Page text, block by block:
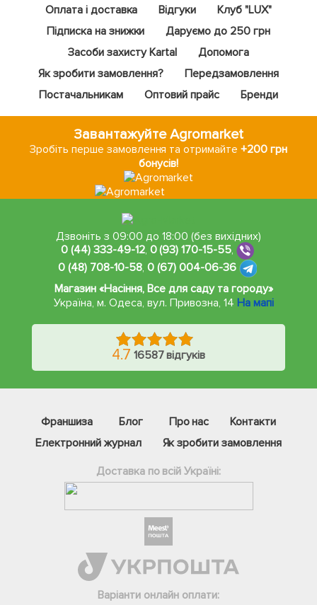
Оплата і доставка
Відгуки
Клуб "LUX"
Підписка на знижки
Даруємо до 250 грн
Засоби захисту Kartal
Допомога
Як зробити замовлення?
Передзамовлення
Постачальникам
Оптовий прайс Бренди
Завантажуйте Agromarket
Зробіть перше замовлення та отримайте+200 грн
бонусів!
Дзвоніть з 09:00 до 18:00 (без вихідних)
0 (44) 333-49-12, 0 (93) 170-15-55,
0 (48) 708-10-58, 0 (67) 004-06-36
Магазин «Насіння, Все для саду та городу»
Україна, м. Одеса,вул. Привозна, 14 На мапі
4.7 16587 відгуків
Франшиза Блог Про нас
Контакти
Електронний журнал
Як зробити замовлення
Доставка по всій Україні:
Варіанти онлайн оплати:
Телеграм
Вайбер